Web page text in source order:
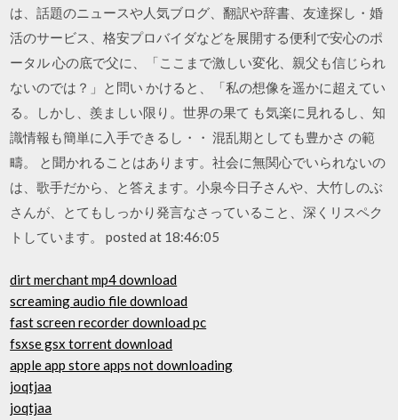
は、話題のニュースや人気ブログ、翻訳や辞書、友達探し・婚
活のサービス、格安プロバイダなどを展開する便利で安心のポ
ータル 心の底で父に、「ここまで激しい変化、親父も信じられ
ないのでは？」と問い かけると、「私の想像を遥かに超えてい
る。しかし、羨ましい限り。世界の果て も気楽に見れるし、知
識情報も簡単に入手できるし・・ 混乱期としても豊かさ の範
疇。 と聞かれることはあります。社会に無関心でいられないの
は、歌手だから、と答えます。小泉今日子さんや、大竹しのぶ
さんが、とてもしっかり発言なさっていること、深くリスペク
トしています。 posted at 18:46:05
dirt merchant mp4 download
screaming audio file download
fast screen recorder download pc
fsxse gsx torrent download
apple app store apps not downloading
joqtjaa
joqtjaa